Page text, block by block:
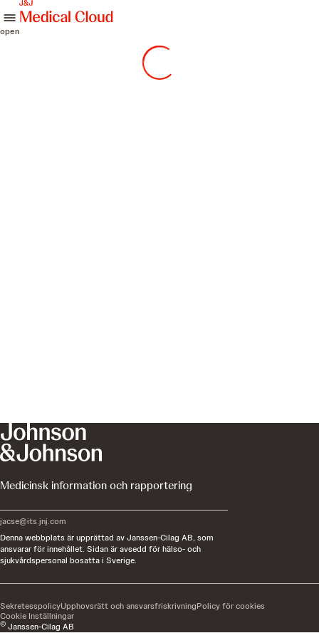
open
Medicinsk information och rapportering
jacse@its.jnj.com
Denna webbplats är upprättad av Janssen-Cilag AB, som
ansvarar för innehållet. Sidan är avsedd för hälso- och
sjukvårdspersonal bosatta i Sverige.
© Janssen-Cilag AB
SekretesspolicyUpphovsrätt och ansvarsfriskrivningPolicy för cookies
Cookie Inställningar